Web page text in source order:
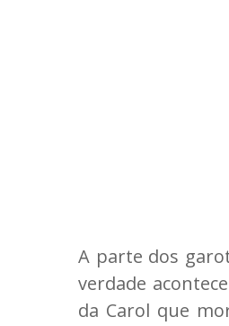
A parte dos
verdade
da Carol que